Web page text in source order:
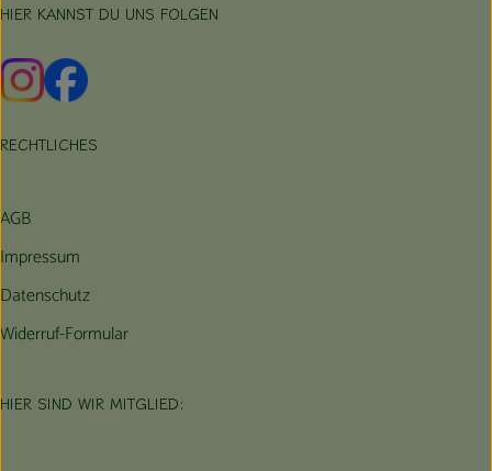
HIER KANNST DU UNS FOLGEN
Externer Link zu https://www.instagram.com/hofbauernhof/
Externer Link zu https://www.facebook.com/
RECHTLICHES
AGB
Impressum
Datenschutz
Widerruf-Formular
HIER SIND WIR MITGLIED: